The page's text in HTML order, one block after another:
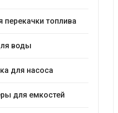
перекачки топлива
воды
для насоса
для емкостей